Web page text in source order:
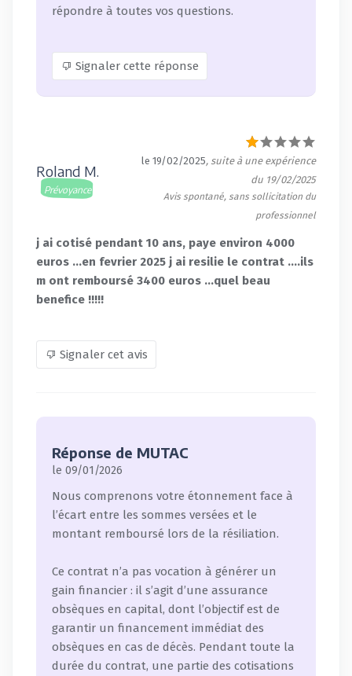
répondre à toutes vos questions.
Signaler cette réponse
Roland M.
Prévoyance
le 19/02/2025, suite à une expérience
du 19/02/2025
Avis spontané, sans sollicitation du
professionnel
j ai cotisé pendant 10 ans, paye environ 4000
euros ...en fevrier 2025 j ai resilie le contrat ....ils
m ont remboursé 3400 euros ...quel beau
benefice !!!!!
Signaler cet avis
Réponse de MUTAC
le 09/01/2026
Nous comprenons votre étonnement face à
l’écart entre les sommes versées et le
montant remboursé lors de la résiliation.
Ce contrat n’a pas vocation à générer un
gain financier : il s’agit d’une assurance
obsèques en capital, dont l’objectif est de
garantir un financement immédiat des
obsèques en cas de décès. Pendant toute la
durée du contrat, une partie des cotisations